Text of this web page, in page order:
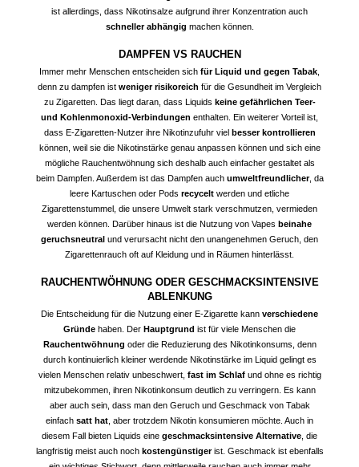
ist allerdings, dass Nikotinsalze aufgrund ihrer Konzentration auch
schneller abhängig machen können.
DAMPFEN VS RAUCHEN
Immer mehr Menschen entscheiden sich für Liquid und gegen Tabak,
denn zu dampfen ist weniger risikoreich für die Gesundheit im Vergleich
zu Zigaretten. Das liegt daran, dass Liquids keine gefährlichen Teer-
und Kohlenmonoxid-Verbindungen enthalten. Ein weiterer Vorteil ist,
dass E-Zigaretten-Nutzer ihre Nikotinzufuhr viel besser kontrollieren
können, weil sie die Nikotinstärke genau anpassen können und sich eine
mögliche Rauchentwöhnung sich deshalb auch einfacher gestaltet als
beim Dampfen. Außerdem ist das Dampfen auchumweltfreundlicher, da
leere Kartuschen oder Pods recycelt werden und etliche
Zigarettenstummel, die unsere Umwelt stark verschmutzen, vermieden
werden können. Darüber hinaus ist die Nutzung von Vapes beinahe
geruchsneutral und verursacht nicht den unangenehmen Geruch, den
Zigarettenrauch oft auf Kleidung und in Räumen hinterlässt.
RAUCHENTWÖHNUNG ODER GESCHMACKSINTENSIVE
ABLENKUNG
Die Entscheidung für die Nutzung einer E-Zigarette kann verschiedene
Gründe haben. Der Hauptgrund ist für viele Menschen die
Rauchentwöhnung oder die Reduzierung des Nikotinkonsums, denn
durch kontinuierlich kleiner werdende Nikotinstärke im Liquid gelingt es
vielen Menschen relativ unbeschwert, fast im Schlafund ohne es richtig
mitzubekommen, ihren Nikotinkonsum deutlich zu verringern. Es kann
aber auch sein, dass man den Geruch und Geschmack von Tabak
einfach satt hat, aber trotzdem Nikotin konsumieren möchte. Auch in
diesem Fall bieten Liquids eine geschmacksintensive Alternative, die
langfristig meist auch noch kostengünstigerist. Geschmack ist ebenfalls